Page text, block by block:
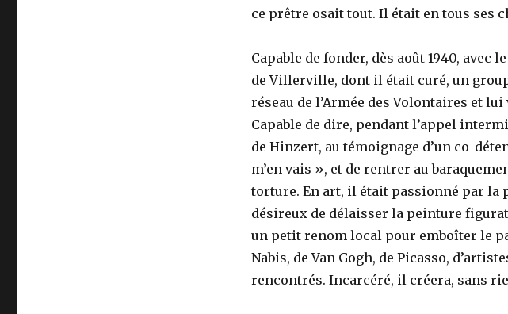
ce prêtre osait tout. Il était en tous ses
Capable de fonder, dès août 1940, avec
de Villerville, dont il était curé, un
réseau de l’Armée des Volontaires et
Capable de dire, pendant l’appel
de Hinzert, au témoignage d’un co-
m’en vais », et de rentrer au
torture. En art, il était passionné par la
désireux de délaisser la peinture
un petit renom local pour emboîter le
Nabis, de Van Gogh, de Picasso,
rencontrés. Incarcéré, il créera, sans